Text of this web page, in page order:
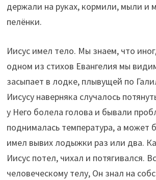
держали на руках, кормили, мыли и
пелёнки.
Иисус имел тело. Мы знаем, что
одном из стихов Евангелия мы
засыпает в лодке, плывущей по
Иисусу наверняка случалось
у Него болела голова и бывали
поднималась температура, а может
имел вывих лодыжки раз или два.
Иисус потел, чихал и потягивался.
человеческому телу, Он знал на